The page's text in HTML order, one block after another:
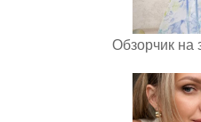
Обзорчик на